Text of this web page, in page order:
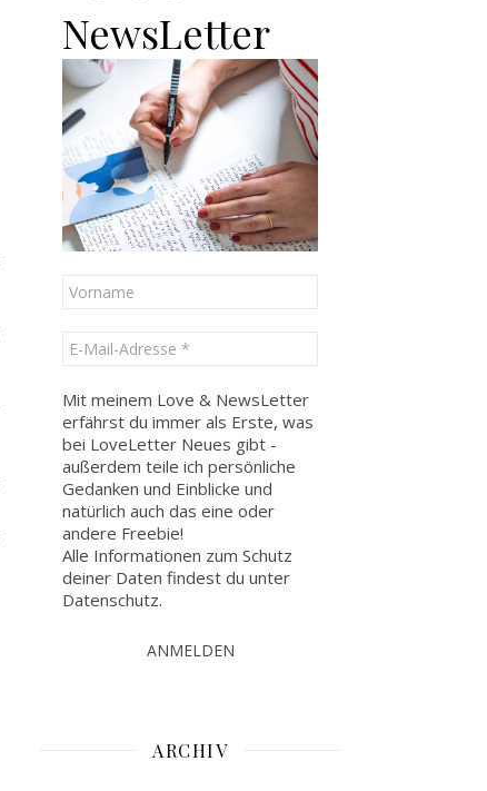
NewsLetter
Mit meinem Love & NewsLetter
erfährst du immer als Erste, was
bei LoveLetter Neues gibt -
außerdem teile ich persönliche
Gedanken und Einblicke und
natürlich auch das eine oder
andere Freebie!
Alle Informationen zum Schutz
deiner Daten findest du unter
Datenschutz.
ARCHIV